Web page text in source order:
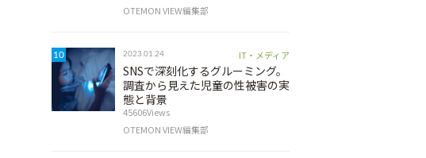
OTEMON VIEW編集部
10 2023.01.24 IT・メディア
SNSで深刻化するグルーミング。
調査から見えた児童の性被害の実
態と背景
45606Views
OTEMON VIEW編集部